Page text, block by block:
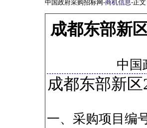
中国政府采购招标网-商机信息-正文
成都东部新
中国
成都东部新
一、采购项目编